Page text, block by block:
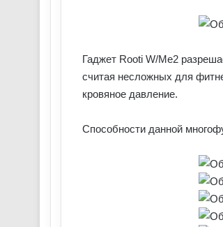
Гаджет Rooti W/Me2
считая несложных для
кровяное давление.
Способности данной